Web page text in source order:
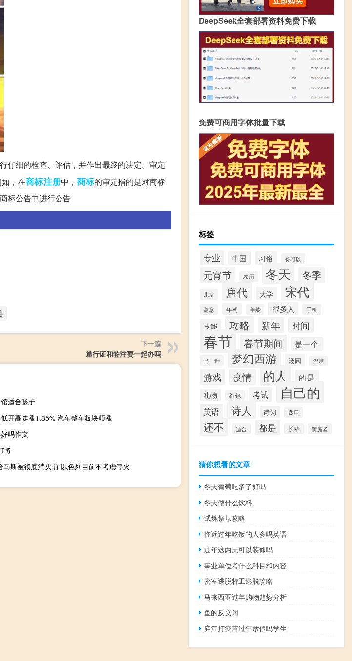
仔细的检查、评估，并作出最终的决定。审定
，在商标注册中， 商标的审定指的是对商标
标公告中进行公告
下一篇
通行证和签注要一起办吗
适合孩子
开高走涨1.35% 汽车整车板块领涨
吗作文
务
马斯被彻底消灭前”以色列目前不考虑停火
DeepSeek全套部署资料免费下载
免费可商用字体批量下载
标签
专业 中国 习俗 你可以
元宵节 农历 冬天 冬季
北京 唐代 大学 宋代
寓意 年初 年龄 很多人 手机
技能 攻略 新年 时间
春节 春节期间 是一个
是一种 梦幻西游 汤圆 温度
游戏 疫情 的人 的是
礼物 红包 考试 自己的
英语 诗人 诗词 费用
还不 适合 都是 长辈 黄庭坚
猜你想看的文章
冬天葡萄吃多了好吗
冬天做什么饮料
试炼祭坛攻略
临近过年吃饭的人多吗英语
过年这两天可以装修吗
事业单位考什么科目和内容
密室逃脱特工逃脱攻略
马来西亚过年购物趋势分析
鱼的反义词
庐江打疫苗过年放假吗学生